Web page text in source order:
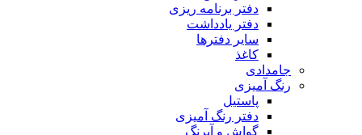
دفتر برنامه ریزی
دفتر یادداشت
سایر دفترها
کاغذ
جامدادی
رنگ آمیزی
پاستیل
دفتر رنگ آمیزی
گواش و آبرنگ